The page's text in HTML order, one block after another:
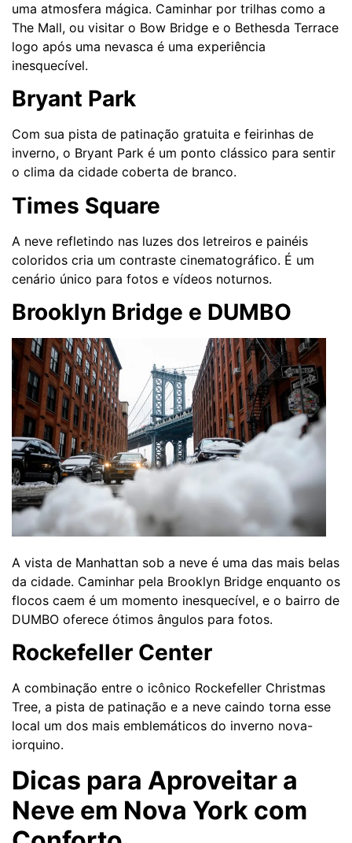
uma atmosfera mágica. Caminhar por trilhas como a
The Mall, ou visitar o Bow Bridge e o Bethesda Terrace
logo após uma nevasca é uma experiência
inesquecível.
Bryant Park
Com sua pista de patinação gratuita e feirinhas de
inverno, o Bryant Park é um ponto clássico para sentir
o clima da cidade coberta de branco.
Times Square
A neve refletindo nas luzes dos letreiros e painéis
coloridos cria um contraste cinematográfico. É um
cenário único para fotos e vídeos noturnos.
Brooklyn Bridge e DUMBO
A vista de Manhattan sob a neve é uma das mais belas
da cidade. Caminhar pela Brooklyn Bridge enquanto os
flocos caem é um momento inesquecível, e o bairro de
DUMBO oferece ótimos ângulos para fotos.
Rockefeller Center
A combinação entre o icônico Rockefeller Christmas
Tree, a pista de patinação e a neve caindo torna esse
local um dos mais emblemáticos do inverno nova-
iorquino.
Dicas para Aproveitar a
Neve em Nova York com